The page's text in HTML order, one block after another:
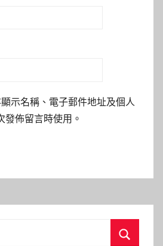
示名稱、電子郵件地址及個人
發佈留言時使用。